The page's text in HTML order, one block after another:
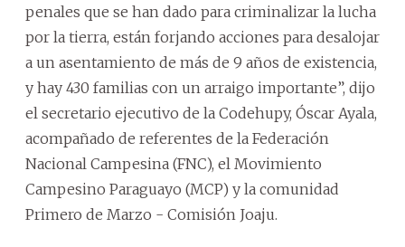
penales que se han dado para criminalizar la lucha
por la tierra, están forjando acciones para desalojar
a un asentamiento de más de 9 años de existencia,
y hay 430 familias con un arraigo importante”, dijo
el secretario ejecutivo de la Codehupy, Óscar Ayala,
acompañado de referentes de la Federación
Nacional Campesina (FNC), el Movimiento
Campesino Paraguayo (MCP) y la comunidad
Primero de Marzo - Comisión Joaju.